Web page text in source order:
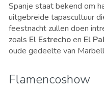
Spanje staat bekend om
uitgebreide tapascultuur
feestnacht zullen doen
zoals El Estrechoen El
oude gedeelte van
Flamencoshow